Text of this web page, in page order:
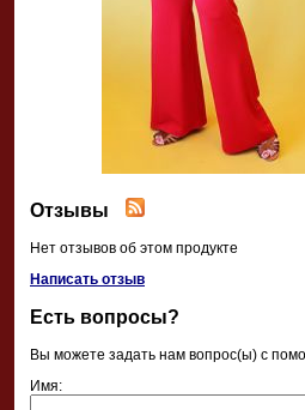
Отзывы
Нет отзывов об этом продукте
Написать отзыв
Есть вопросы?
Вы можете задать нам вопрос(ы) с
Имя: